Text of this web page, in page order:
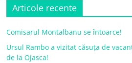
Articole recente
Comisarul Montalbanu se întoarce!
Ursul Rambo a vizitat căsuța de
de la Ojasca!